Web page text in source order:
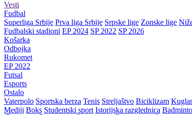
Vesti
Fudbal
Superliga Srbije Prva liga Srbije Srpske lige Zonske lige
Fudbalski stadioni EP 2024 SP 2022 SP 2026
Košarka
Odbojka
Rukomet
EP 2022
Futsal
Esports
Ostalo
Vaterpolo Sportska berza Tenis Streljaštvo Biciklizam
Mediji Boks Studentski sport Istorijska razglednica